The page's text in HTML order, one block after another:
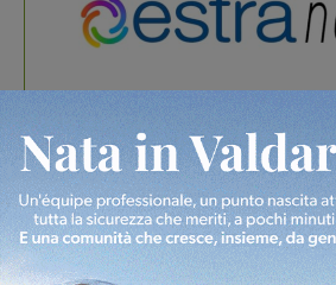
In vetrina 3 Agosto 2026
Estra Notizie agosto: Smart
studenti coinvolti, torna il
debutta il podcast Estrair